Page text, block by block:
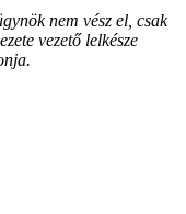
nem vész el, csak
vezető lelkésze